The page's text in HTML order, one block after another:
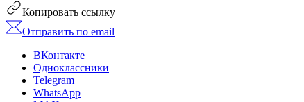
Копировать ссылку
Отправить по email
ВКонтакте
Одноклассники
Telegram
WhatsApp